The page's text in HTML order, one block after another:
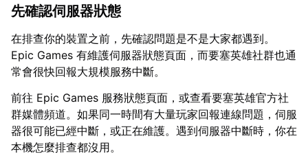
先確認伺服器狀態
在排查你的裝置之前，先確認問題是不是大家都遇到。
Epic Games 有維護伺服器狀態頁面，而要塞英雄社群也通
常會很快回報大規模服務中斷。
前往 Epic Games 服務狀態頁面，或查看要塞英雄官方社
群媒體頻道。如果同一時間有大量玩家回報連線問題，伺服
器很可能已經中斷，或正在維護。遇到伺服器中斷時，你在
本機怎麼排查都沒用。